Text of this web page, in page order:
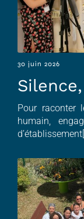
30 juin 2026
Pour raconter
humain,